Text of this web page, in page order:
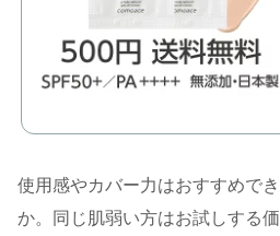
使用感やカバー力はおすすめで
か。同じ肌弱い方はお試しする